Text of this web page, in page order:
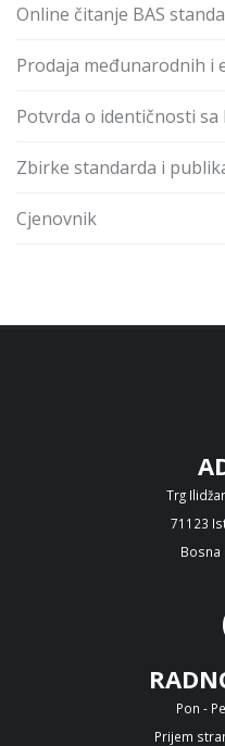
Online čitanje BAS
Prodaja međunarodnih i
Potvrda o identičnosti sa
Zbirke standarda i
Cjenovnik
Trg
71123
Bosna
Pon -
Prijem